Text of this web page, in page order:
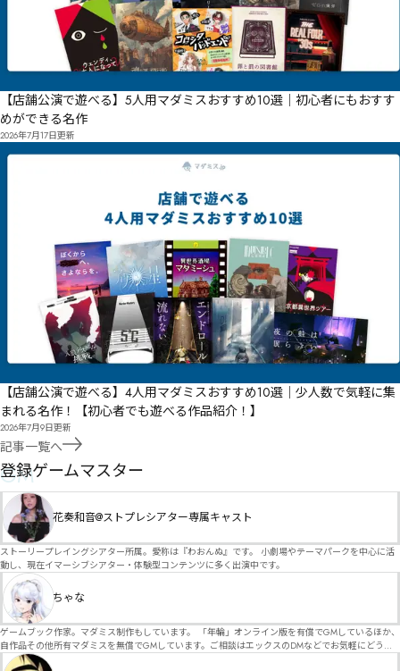
【店舗公演で遊べる】5人用マダミスおすすめ10選｜初心者にもおすす
めができる名作
2026年7月17日更新
【店舗公演で遊べる】4人用マダミスおすすめ10選｜少人数で気軽に集
まれる名作！【初心者でも遊べる作品紹介！】
2026年7月9日更新
記事一覧へ
GM
登録ゲームマスター
花奏和音@ストプレシアター専属キャスト
ストーリープレイングシアター所属。愛称は『わおんぬ』です。 小劇場やテーマパークを中心に活
動し、現在イマーシブシアター・体験型コンテンツに多く出演中です。
ちゃな
ゲームブック作家。マダミス制作もしています。 「年輪」オンライン版を有償でGMしているほか、
自作品その他所有マダミスを無償でGMしています。ご相談はエックスのDMなどでお気軽にどう
ぞ。